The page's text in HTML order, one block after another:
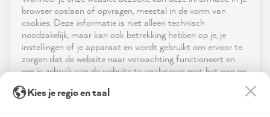
Service
Neem contact op met
browser opslaan of opvragen, meestal in de vorm van
cookies. Deze informatie is niet alleen technisch
noodzakelijk, maar kan ook betrekking hebben op je, je
instellingen of je apparaat en wordt gebruikt om ervoor te
zorgen dat de website naar verwachting functioneert en
om je gebruik van de website te analyseren met het oog op
advertenties aan te bieden via de diensten die in de
reviews-io
Verified Customer
MissPompadour Blau mit Seifenblasen - Der Alles
Kies je regio en taal